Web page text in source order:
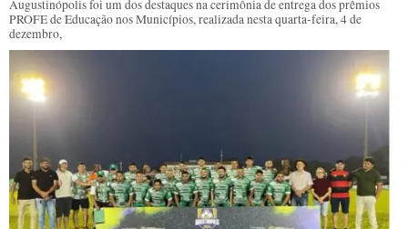
Augustinópolis foi um dos destaques na cerimônia de entrega dos prêmios
PROFE de Educação nos Municípios, realizada nesta quarta-feira, 4 de
dezembro,